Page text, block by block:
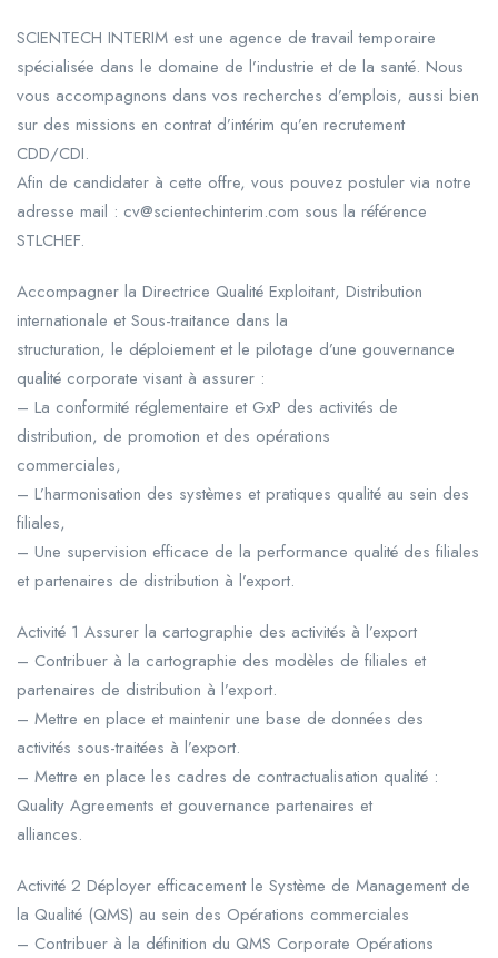
SCIENTECH INTERIM est une agence de travail temporaire
spécialisée dans le domaine de l’industrie et de la santé. Nous
vous accompagnons dans vos recherches d’emplois, aussi bien
sur des missions en contrat d’intérim qu’en recrutement
CDD/CDI.
Afin de candidater à cette offre, vous pouvez postuler via notre
adresse mail : cv@scientechinterim.com sous la référence
STLCHEF.
Accompagner la Directrice Qualité Exploitant, Distribution
internationale et Sous-traitance dans la
structuration, le déploiement et le pilotage d’une gouvernance
qualité corporate visant à assurer :
– La conformité réglementaire et GxP des activités de
distribution, de promotion et des opérations
commerciales,
– L’harmonisation des systèmes et pratiques qualité au sein des
filiales,
– Une supervision efficace de la performance qualité des filiales
et partenaires de distribution à l’export.
Activité 1 Assurer la cartographie des activités à l’export
– Contribuer à la cartographie des modèles de filiales et
partenaires de distribution à l’export.
– Mettre en place et maintenir une base de données des
activités sous-traitées à l’export.
– Mettre en place les cadres de contractualisation qualité :
Quality Agreements et gouvernance partenaires et
alliances.
Activité 2 Déployer efficacement le Système de Management de
la Qualité (QMS) au sein des Opérations commerciales
– Contribuer à la définition du QMS Corporate Opérations